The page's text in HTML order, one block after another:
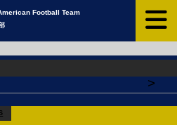
Football Team
>